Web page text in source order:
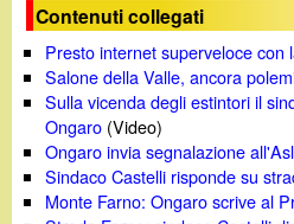
Contenuti collegati
Presto internet superveloce con
Salone della Valle, ancora
Sulla vicenda degli estintori il
Ongaro (Video)
Ongaro invia segnalazione all'Asl
Sindaco Castelli risponde su
Monte Farno: Ongaro scrive al